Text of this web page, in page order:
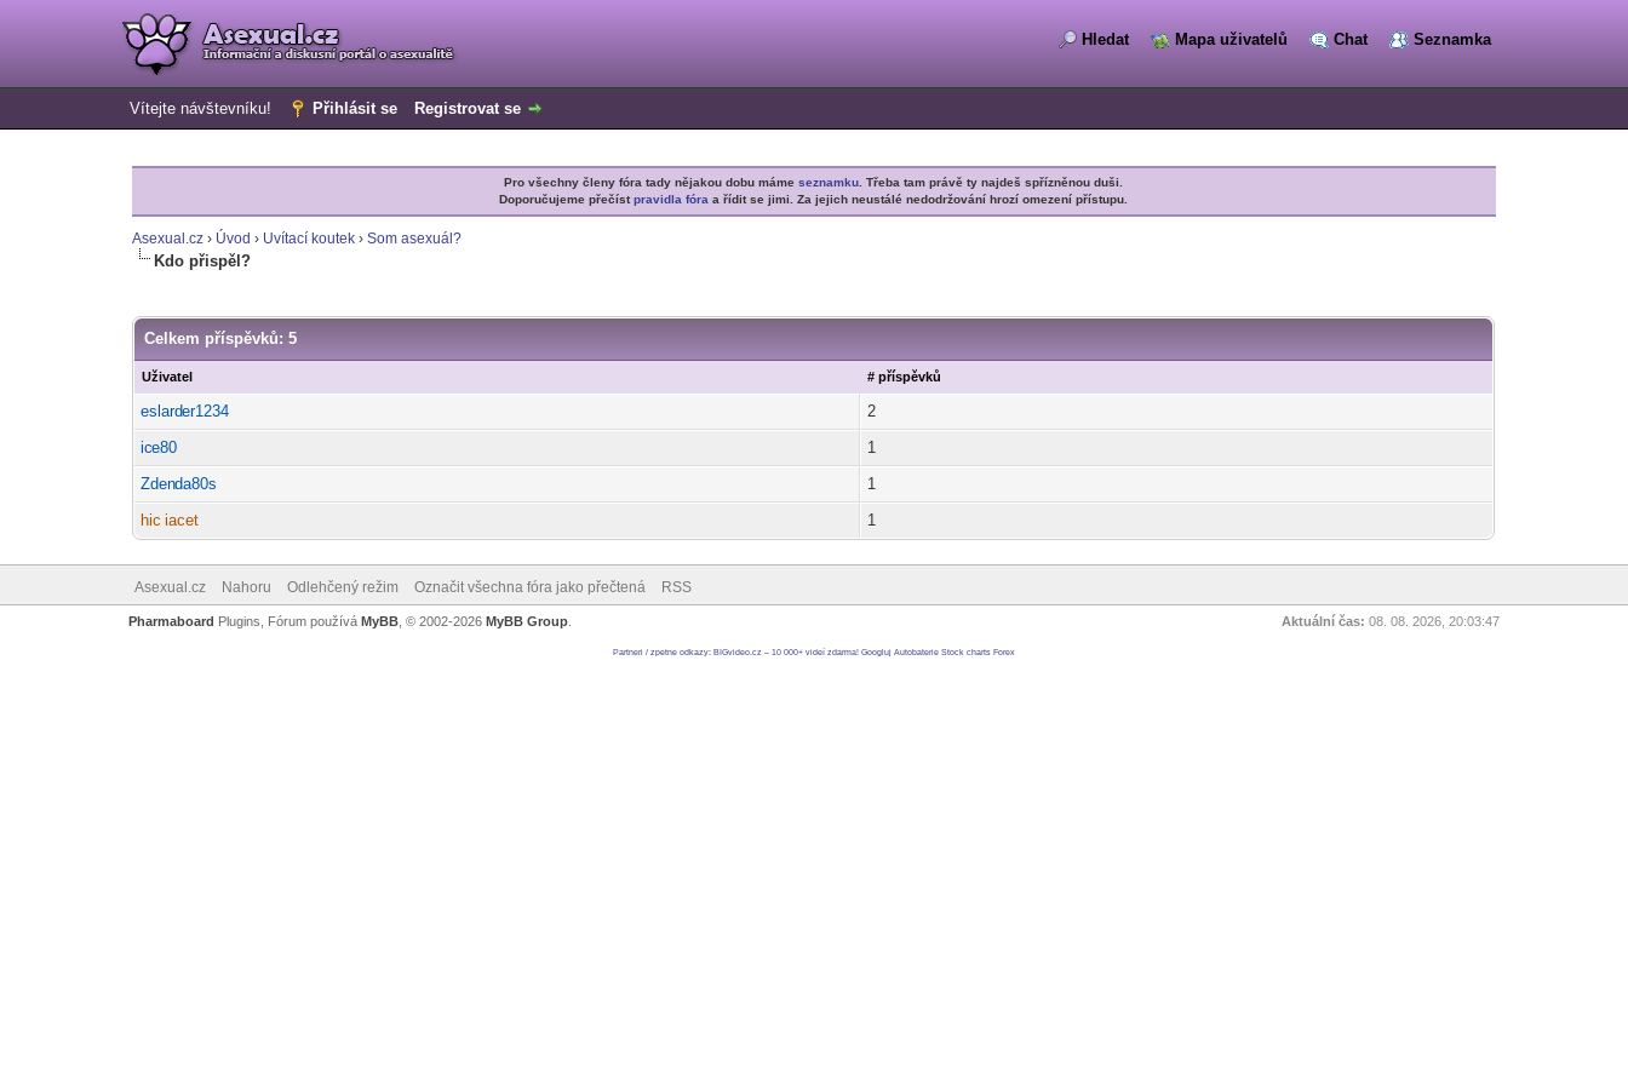
Hledat Mapa uživatelů Chat Seznamka
Vítejte návštevníku! Přihlásit se Registrovat se
Pro všechny členy fóra tady nějakou dobu mámeseznamku . Třeba tam právě ty najdeš spřízněnou duši.
Doporučujeme přečístpravidla fóra a řídit se jimi. Za jejich neustálé nedodržování hrozí omezení přístupu.
Asexual.cz › Úvod › Uvítací koutek ›Som asexuál?
Kdo přispěl?
Celkem příspěvků: 5
Uživatel # příspěvků
eslarder1234
2
ice80
1
Zdenda80s
1
hiciacet 1
Asexual.cz Nahoru Odlehčený režim Označit všechna fóra jako přečtená RSS
Aktuální čas: 08. 08. 2026, 20:03:47
Pharmaboard Plugins, Fórum používá MyBB, © 2002-2026 MyBB Group.
Partneri / zpetne odkazy: BIGvideo.cz – 10 000+ videí zdarma! Googluj Autobaterie Stock charts Forex